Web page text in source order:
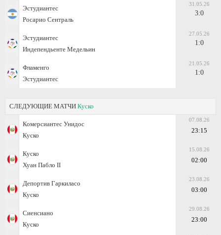
Эстудиантес
Росарио Сентраль
31.05.26
3:0
Эстудиантес
Индепендьенте Медельин
27.05.26
1:0
Фламенго
Эстудиантес
21.05.26
1:0
СЛЕДУЮЩИЕ МАТЧИ Куско
Комерсиантес Унидос
Куско
07.08.26
23:15
Куско
Хуан Пабло II
15.08.26
02:00
Депортив Гаркиласо
Куско
23.08.26
03:00
Сиенсиано
Куско
29.08.26
23:00